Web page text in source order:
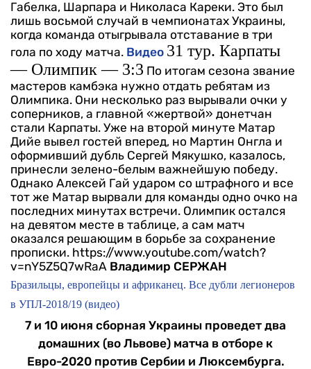
Габелка, Шарпара и Николаса Кареки. Это был
лишь восьмой случай в чемпионатах Украины,
когда команда отыгрывала отставание в три
гола по ходу матча. Видео 31 тур. Карпаты
— Олимпик — 3:3 По итогам сезона звание
мастеров камбэка нужно отдать ребятам из
Олимпика. Они несколько раз вырывали очки у
соперников, а главной «жертвой» донетчан
стали Карпаты. Уже на второй минуте Матар
Дийе вывел гостей вперед, но Мартин Онгла и
оформивший дубль Сергей Мякушко, казалось,
принесли зелено-белым важнейшую победу.
Однако Алексей Гай ударом со штрафного и все
тот же Матар вырвали для команды одно очко на
последних минутах встречи. Олимпик остался
на девятом месте в таблице, а сам матч
оказался решающим в борьбе за сохранение
прописки. https://www.youtube.com/watch?
v=nY5Z5Q7wRaA Владимир СЕРЖАН
Бразильцы, европейцы и африканец. Все дубли легионеров
в УПЛ-2018/19 (видео)
7 и 10 июня сборная Украины проведет два
домашних (во Львове) матча в отборе к
Евро-2020 против Сербии и Люксембурга.